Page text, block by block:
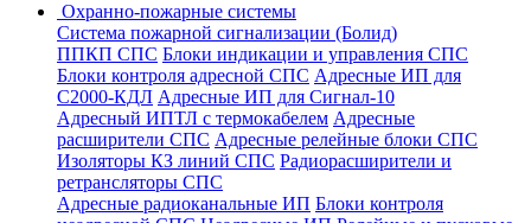
Охранно-пожарные системы
Система пожарной сигнализации (Болид)
ППКП СПС Блоки индикации и управления СПС
Блоки контроля адресной СПС Адресные ИП для
С2000-КДЛ Адресные ИП для Сигнал-10
Адресный ИПТЛ с термокабелем Адресные
расширители СПС Адресные релейные блоки СПС
Изоляторы КЗ линий СПС Радиорасширители и
ретрансляторы СПС
Адресные радиоканальные ИП Блоки контроля